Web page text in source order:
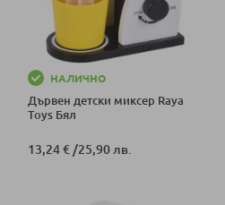
НАЛИЧНО
Дървен детски миксер Raya
Toys Бял
13,24 €/25,90 лв.